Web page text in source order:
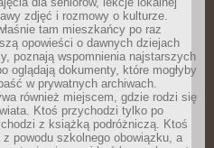
zdjęć i rozmowy o kulturze.
tam mieszkańcy po raz
opowieści o dawnych dziejach
poznają wspomnienia najstarszych
oglądają dokumenty, które mogłyby
w prywatnych archiwach.
również miejscem, gdzie rodzi się
Ktoś przychodzi tylko po
z książką podróżniczą. Ktoś
z powodu szkolnego obowiązku, a